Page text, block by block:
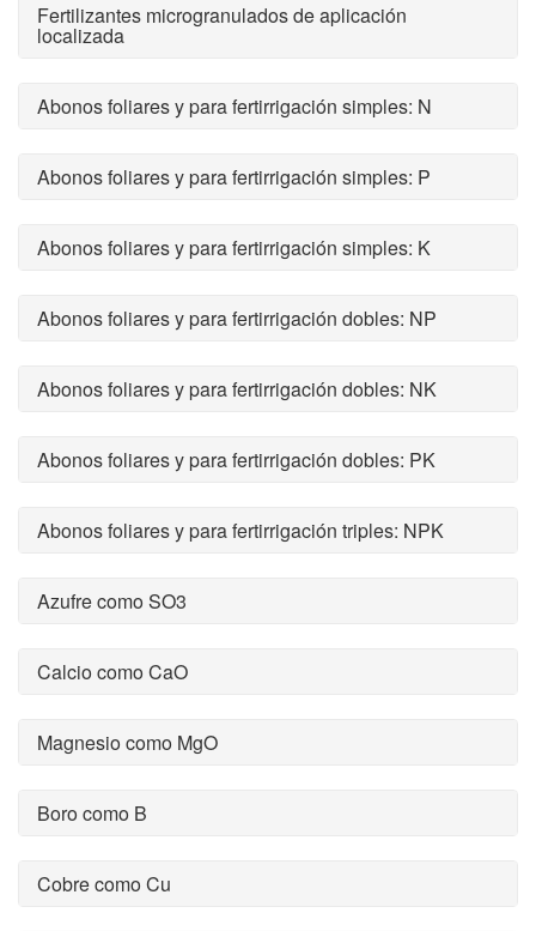
Fertilizantes microgranulados de aplicación
localizada
Abonos foliares y para fertirrigación simples: N
Abonos foliares y para fertirrigación simples: P
Abonos foliares y para fertirrigación simples: K
Abonos foliares y para fertirrigación dobles: NP
Abonos foliares y para fertirrigación dobles: NK
Abonos foliares y para fertirrigación dobles: PK
Abonos foliares y para fertirrigación triples: NPK
Azufre como SO3
Calcio como CaO
Magnesio como MgO
Boro como B
Cobre como Cu